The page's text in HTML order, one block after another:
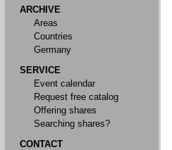
ARCHIVE
Areas
Countries
Germany
SERVICE
Event calendar
Request free catalog
Offering shares
Searching shares?
CONTACT